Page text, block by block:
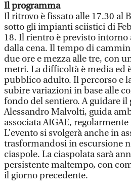
Il programma
Il ritrovo è fissato alle 17.30 al
sotto gli impianti sciistici di
18. Il rientro è previsto intorno
dalla cena. Il tempo di
due ore e mezza alle tre, con
metri. La difficoltà è media ed
pubblico adulto. Il percorso e
subire variazioni in base alle
fondo del sentiero. A guidare il
Alessandro Malvolti, guida
associata AIGAE,
L’evento si svolgerà anche in
trasformandosi in escursione
ciaspole. La ciaspolata sarà
persistente maltempo, con
il giorno precedente.